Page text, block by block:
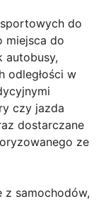
do
miejsca do
autobusy,
odległości w
czy jazda
dostarczane
ze
z samochodów,